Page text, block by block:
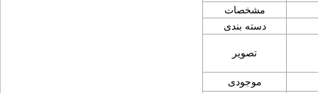
مشخصات
دسته بندی
تصویر
موجودی